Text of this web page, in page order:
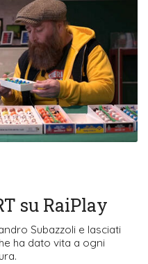
su RaiPlay
Subazzoli e lasciati
ha dato vita a ogni